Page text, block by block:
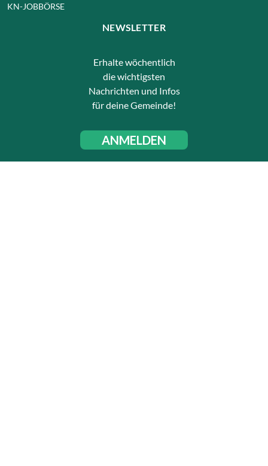
KN-JOBBÖRSE
NEWSLETTER
Erhalte wöchentlich
die wichtigsten
Nachrichten und Infos
für deine Gemeinde!
ANMELDEN